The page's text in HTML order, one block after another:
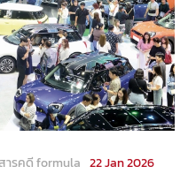
ารคดี formula 22 Jan 2026